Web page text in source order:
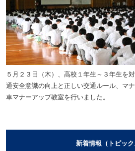
５月２３日（木）、高校１年生～３年生を
通安全意識の向上と正しい交通ルール、マ
車マナーアップ教室を行いました。
新着情報（トピック